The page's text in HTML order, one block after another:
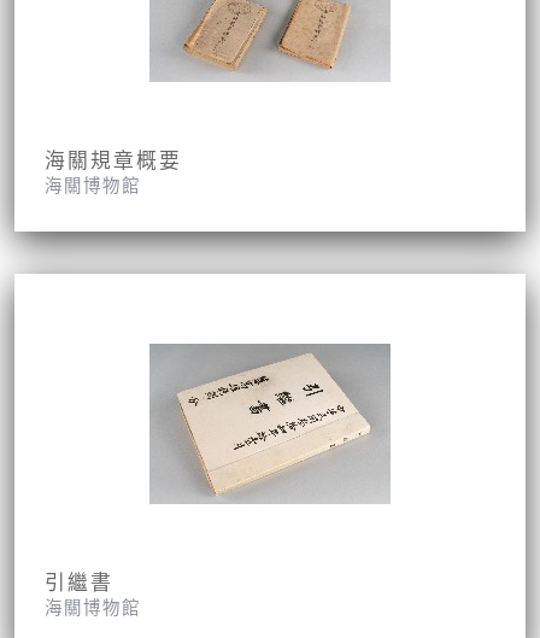
海關規章概要
海關博物館
引繼書
海關博物館